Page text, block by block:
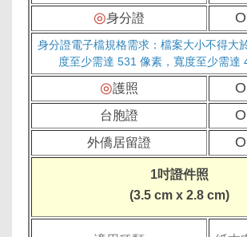
◎身分證 O
身分證電子檔規格需求：檔案大小不得大
度至少需達 531 像素，寬度至少需達
◎護照 O
台胞證 O
外僑居留證 O
1吋證件照
(3.5 cm x 2.8 cm)